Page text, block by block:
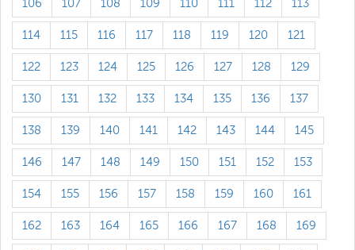
106 107 108 109 110 111 112 113
114 115 116 117 118 119 120 121
122 123 124 125 126 127 128 129
130 131 132 133 134 135 136 137
138 139 140 141 142 143 144 145
146 147 148 149 150 151 152 153
154 155 156 157 158 159 160 161
162 163 164 165 166 167 168 169